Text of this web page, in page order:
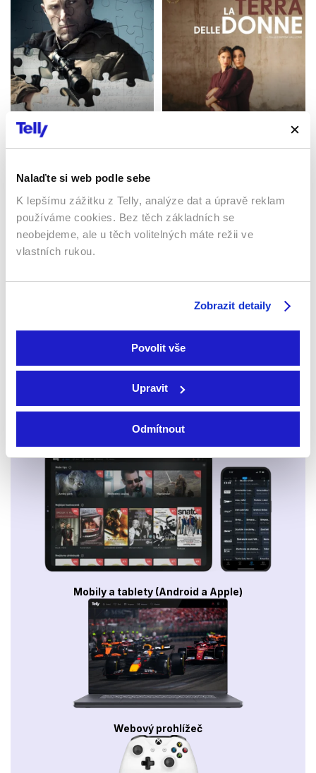
Nalaďte si web podle sebe
K lepšímu zážitku z Telly, analýze dat a úpravě reklam
používáme cookies. Bez těch základních se
neobejdeme, ale u těch volitelných máte režii ve
vlastních rukou.
Zobrazit detaily
Povolit vše
Upravit
Odmítnout
Zúčtování
2016 | USA | 128 min
Sledujte kdekoliv až na 6 zařízeních
Sledovat internetovou televizi jde odkudkoliv
Mobily a tablety (Android a Apple)
Webový prohlížeč